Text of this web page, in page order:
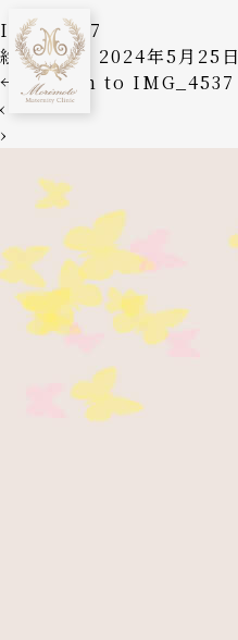
IMG_4537
絵美森本
2024年5月25日
←
Return to IMG_4537
‹
›